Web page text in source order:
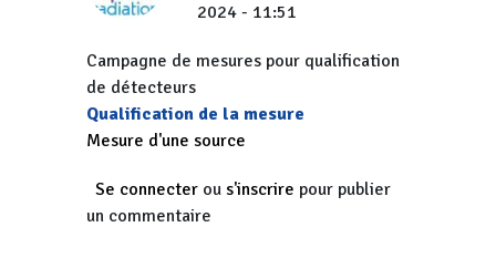
2024 - 11:51
Campagne de mesures pour qualification
de détecteurs
Qualification de la mesure
Mesure d'une source
Se connecter ou s'inscrire pour publier
un commentaire